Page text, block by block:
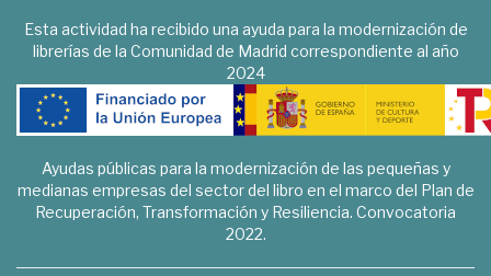
Esta actividad ha recibido una ayuda para la modernización de
librerías de la Comunidad de Madrid correspondiente al año
2024
Ayudas públicas para la modernización de las pequeñas y
medianas empresas del sector del libro en el marco del Plan de
Recuperación, Transformación y Resiliencia. Convocatoria
2022.